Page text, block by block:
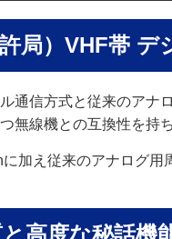
局）VHF帯
通信方式と従来のアナ
無線機との互換性を持
加え従来のアナログ
高度な秘話機